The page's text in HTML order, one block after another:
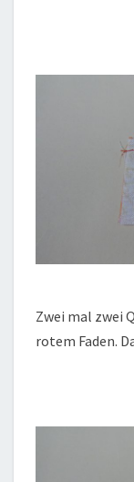
Zwei mal zwei
rotem Faden.